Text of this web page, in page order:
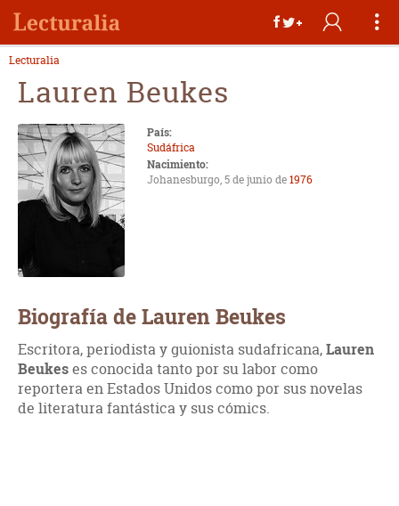
Lecturalia
Lauren Beukes
País:
Sudáfrica
Nacimiento:
Johanesburgo, 5 de junio de1976
Biografía de Lauren Beukes
Escritora, periodista y guionista sudafricana,Lauren
Beukeses conocida tanto por su labor como
reportera en Estados Unidos como por sus novelas
de literatura fantástica y sus cómics.